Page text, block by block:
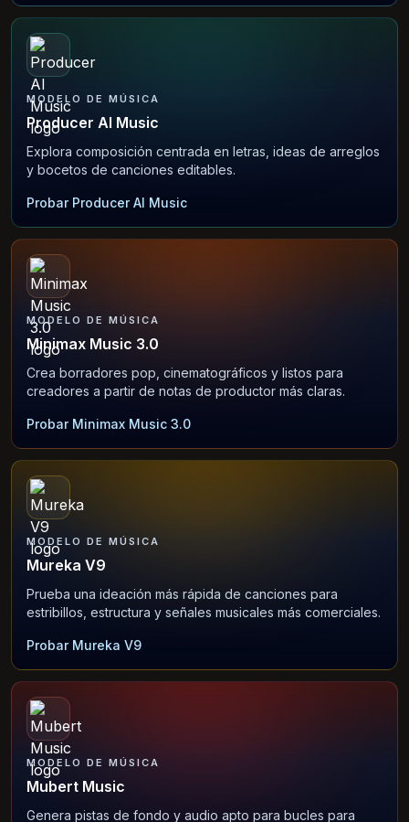
MODELO DE MÚSICA
Producer AI Music
Explora composición centrada en letras, ideas de arreglos
y bocetos de canciones editables.
Probar Producer AI Music
MODELO DE MÚSICA
Minimax Music 3.0
Crea borradores pop, cinematográficos y listos para
creadores a partir de notas de productor más claras.
Probar Minimax Music 3.0
MODELO DE MÚSICA
Mureka V9
Prueba una ideación más rápida de canciones para
estribillos, estructura y señales musicales más comerciales.
Probar Mureka V9
MODELO DE MÚSICA
Mubert Music
Genera pistas de fondo y audio apto para bucles para